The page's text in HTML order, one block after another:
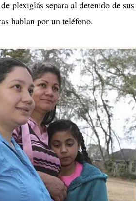
plexiglás separa al detenido de sus
hablan por un teléfono.